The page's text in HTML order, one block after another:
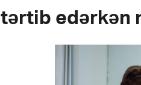
edərkən